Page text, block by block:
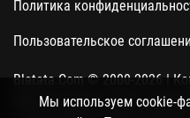
Политика
Пользовательское
Blatata.Com © 2000-2026 |
Использование сайта
Мы используем cookie-